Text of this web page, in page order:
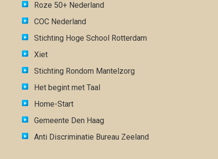
Roze 50+ Nederland
COC Nederland
Stichting Hoge School Rotterdam
Xiet
Stichting Rondom Mantelzorg
Het begint met Taal
Home-Start
Gemeente Den Haag
Anti Discriminatie Bureau Zeeland